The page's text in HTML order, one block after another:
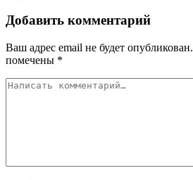
Добавить комментарий
Ваш адрес email не будет опубликован.
помечены *